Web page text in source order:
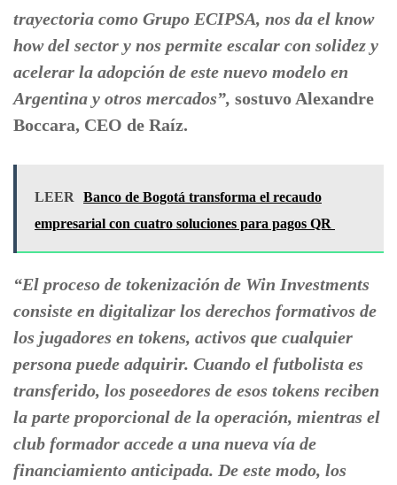
trayectoria como Grupo ECIPSA, nos da el know
how del sector y nos permite escalar con solidez y
acelerar la adopción de este nuevo modelo en
Argentina y otros mercados”, sostuvo Alexandre
Boccara, CEO de Raíz.
LEER
Banco de Bogotá transforma el recaudo
empresarial con cuatro soluciones para pagos QR
“El proceso de tokenización de Win Investments
consiste en digitalizar los derechos formativos de
los jugadores en tokens, activos que cualquier
persona puede adquirir. Cuando el futbolista es
transferido, los poseedores de esos tokens reciben
la parte proporcional de la operación, mientras el
club formador accede a una nueva vía de
financiamiento anticipada. De este modo, los